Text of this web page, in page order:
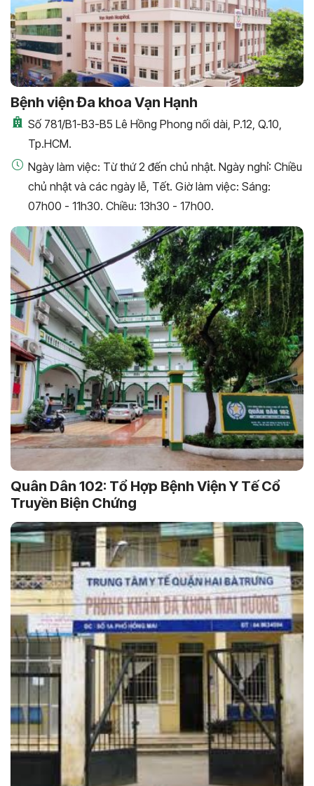
Bệnh viện Đa khoa Vạn Hạnh
Số 781/B1-B3-B5 Lê Hồng Phong nối dài, P.12, Q.10,
Tp.HCM.
Ngày làm việc: Từ thứ 2 đến chủ nhật. Ngày nghỉ: Chiều
chủ nhật và các ngày lễ, Tết. Giờ làm việc: Sáng:
07h00 - 11h30. Chiều: 13h30 - 17h00.
Quân Dân 102: Tổ Hợp Bệnh Viện Y Tế Cổ
Truyền Biện Chứng